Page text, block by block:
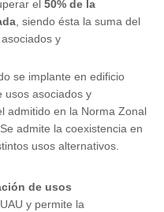
el 50% de la
, siendo ésta la suma del
y
se implante en edificio
usos asociados y
admitido en la Norma Zonal
admite la coexistencia en
usos alternativos.
de usos
y permite la